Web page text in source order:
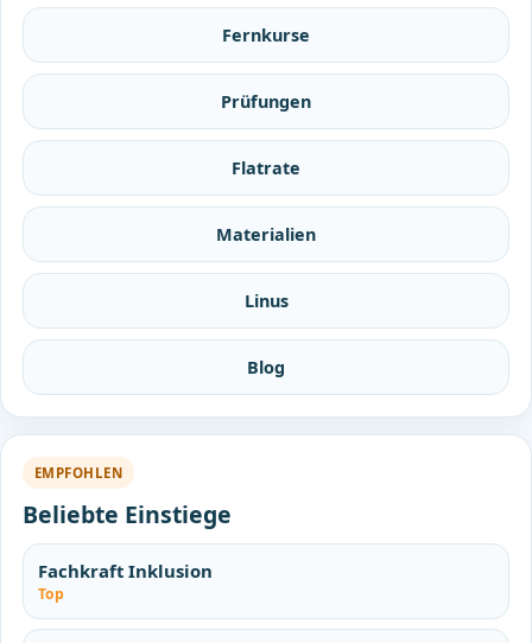
Fernkurse
Prüfungen
Flatrate
Materialien
Linus
Blog
EMPFOHLEN
Beliebte Einstiege
Fachkraft Inklusion
Top